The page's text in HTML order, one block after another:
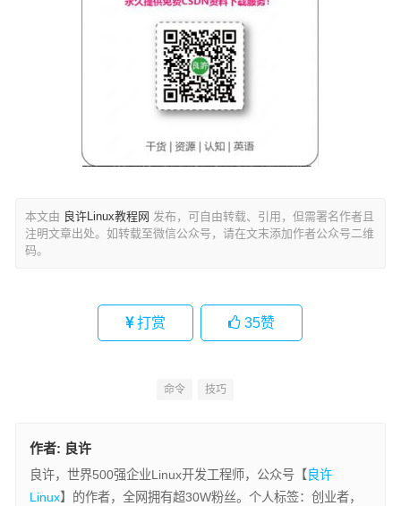
本文由 良许Linux教程网 发布，可自由转载、引用，但需署名作者且
注明文章出处。如转载至微信公众号，请在文末添加作者公众号二维
码。
打赏 35赞
命令 技巧
作者: 良许
良许，世界500强企业Linux开发工程师，公众号【 良许
Linux】的作者，全网拥有超30W粉丝。个人标签：创业者，